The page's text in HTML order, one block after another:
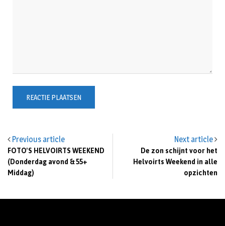
Previous article
FOTO'S HELVOIRTS WEEKEND
(Donderdag avond & 55+
Middag)
Next article
De zon schijnt voor het
Helvoirts Weekend in alle
opzichten